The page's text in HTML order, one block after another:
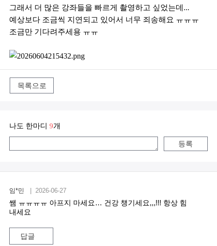
그래서 더 많은 강좌들을 빠르게 촬영하고 싶었는데...
예상보다 조금씩 지연되고 있어서 너무 죄송해요 ㅠㅠㅠ
조금만 기다려주세용 ㅠㅠ
목록으로
나도 한마디9개
등록
임*민 | 2026-06-27
쌤 ㅠㅠㅠㅠ 아프지 마세요… 건강 챙기세요,,,!!! 항상 힘
내세요
답글